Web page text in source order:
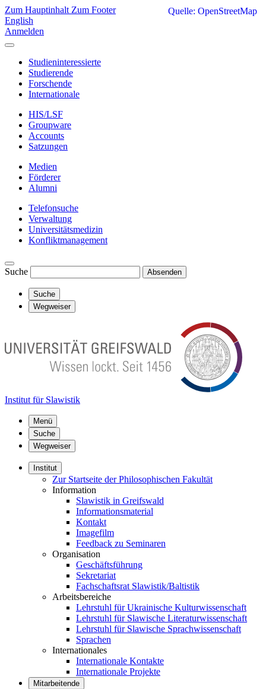
Zum Hauptinhalt Zum Footer
English
Anmelden
Studieninteressierte
Studierende
Forschende
Internationale
HIS/LSF
Groupware
Accounts
Satzungen
Medien
Förderer
Alumni
Telefonsuche
Verwaltung
Universitätsmedizin
Konfliktmanagement
Suche Absenden
Suche
Wegweiser
Institut für Slawistik
Menü
Suche
Wegweiser
Institut
Zur Startseite der Philosophischen Fakultät
Information
Slawistik in Greifswald
Informationsmaterial
Kontakt
Imagefilm
Feedback zu Seminaren
Organisation
Geschäftsführung
Sekretariat
Fachschaftsrat Slawistik/Baltistik
Arbeitsbereiche
Lehrstuhl für Ukrainische Kulturwissenschaft
Lehrstuhl für Slawische Literaturwissenschaft
Lehrstuhl für Slawische Sprachwissenschaft
Sprachen
Internationales
Internationale Kontakte
Internationale Projekte
Mitarbeitende
Quelle: OpenStreetMap